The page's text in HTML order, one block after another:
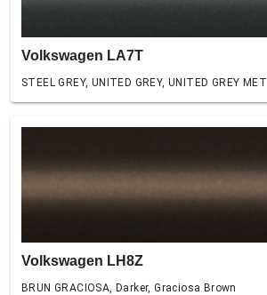
Volkswagen LA7T
STEEL GREY, UNITED GREY, UNITED GREY MET
Volkswagen LH8Z
BRUN GRACIOSA, Darker, Graciosa Brown